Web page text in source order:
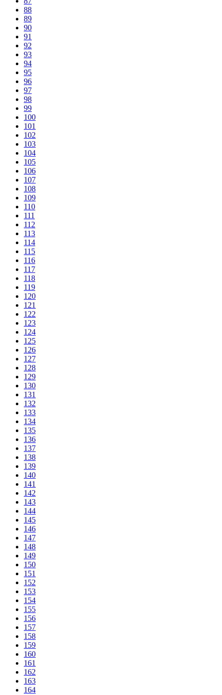
88
89
90
91
92
93
94
95
96
97
98
99
100
101
102
103
104
105
106
107
108
109
110
111
112
113
114
115
116
117
118
119
120
121
122
123
124
125
126
127
128
129
130
131
132
133
134
135
136
137
138
139
140
141
142
143
144
145
146
147
148
149
150
151
152
153
154
155
156
157
158
159
160
161
162
163
164